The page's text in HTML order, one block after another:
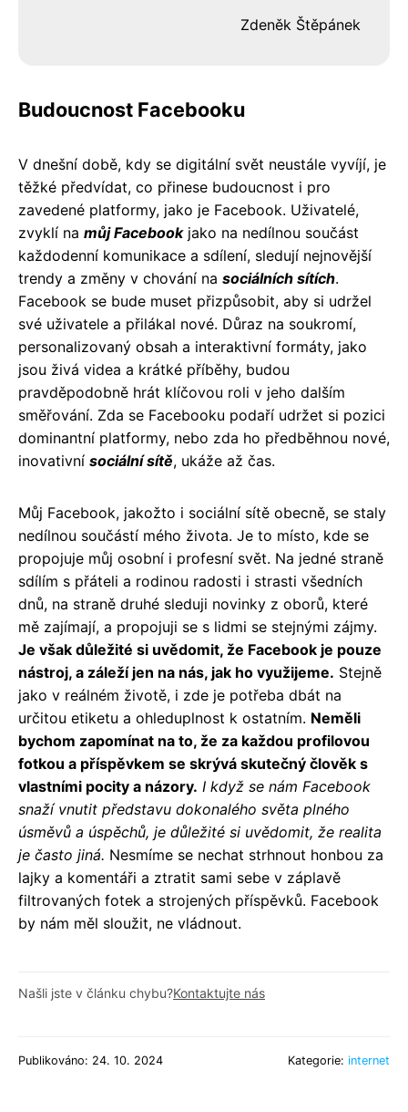
Zdeněk Štěpánek
Budoucnost Facebooku
V dnešní době, kdy se digitální svět neustále vyvíjí, je
těžké předvídat, co přinese budoucnost i pro
zavedené platformy, jako je Facebook. Uživatelé,
zvyklí na můj Facebookjako na nedílnou součást
každodenní komunikace a sdílení, sledují nejnovější
trendy a změny v chování na sociálních sítích.
Facebook se bude muset přizpůsobit, aby si udržel
své uživatele a přilákal nové. Důraz na soukromí,
personalizovaný obsah a interaktivní formáty, jako
jsou živá videa a krátké příběhy, budou
pravděpodobně hrát klíčovou roli v jeho dalším
směřování. Zda se Facebooku podaří udržet si pozici
dominantní platformy, nebo zda ho předběhnou nové,
inovativní sociální sítě, ukáže až čas.
Můj Facebook, jakožto i sociální sítě obecně, se staly
nedílnou součástí mého života. Je to místo, kde se
propojuje můj osobní i profesní svět. Na jedné straně
sdílím s přáteli a rodinou radosti i strasti všedních
dnů, na straně druhé sleduji novinky z oborů, které
mě zajímají, a propojuji se s lidmi se stejnými zájmy.
Je však důležité si uvědomit, že Facebook je pouze
nástroj, a záleží jen na nás, jak ho využijeme. Stejně
jako v reálném životě, i zde je potřeba dbát na
určitou etiketu a ohleduplnost k ostatním. Neměli
bychom zapomínat na to, že za každou profilovou
fotkou a příspěvkem se skrývá skutečný člověk s
vlastními pocity a názory. I když se nám Facebook
snaží vnutit představu dokonalého světa plného
úsměvů a úspěchů, je důležité si uvědomit, že realita
je často jiná. Nesmíme se nechat strhnout honbou za
lajky a komentáři a ztratit sami sebe v záplavě
filtrovaných fotek a strojených příspěvků. Facebook
by nám měl sloužit, ne vládnout.
Našli jste v článku chybu?Kontaktujte nás
Publikováno: 24. 10. 2024 Kategorie: internet